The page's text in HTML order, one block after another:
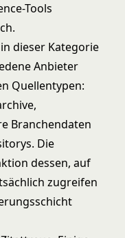
Tools
dieser Kategorie
Anbieter
Quellentypen:
Branchendaten
Die
dessen, auf
zugreifen